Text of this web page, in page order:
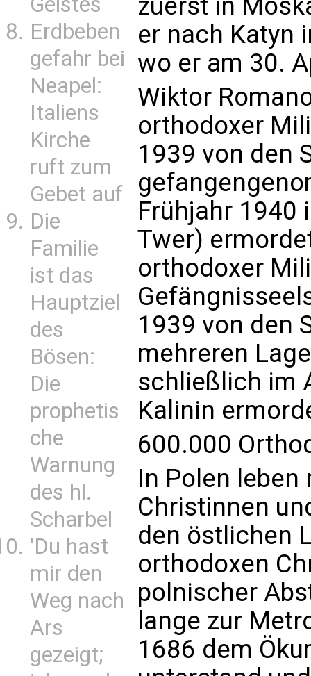
Erdbeben
gefahr bei
Neapel:
Italiens
Kirche
ruft zum
Gebet auf
Die
Familie
ist das
Hauptziel
des
Bösen:
Die
prophetis
che
Warnung
des hl.
Scharbel
'Du hast
mir den
Weg nach
Ars
gezeigt;
er nach Katyn
wo er am 30.
Wiktor
orthodoxer
1939 von den
Frühjahr 1940
Twer)
orthodoxer
1939 von den
mehreren
schließlich im
Kalinin
600.000
In Polen
Christinnen
den östlichen
orthodoxen
polnischer
lange zur
1686 dem